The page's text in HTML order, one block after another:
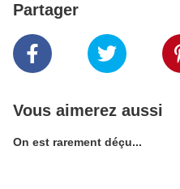
Partager
Vous aimerez aussi
On est rarement déçu...